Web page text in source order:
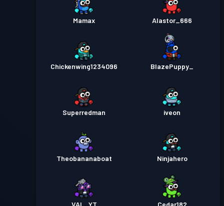
Mamax Alastor_666
Chickenwing1234096 BlazePuppy_
Superredman iveon
Theobananaboat Ninjahero
VAL_YT Cedar182